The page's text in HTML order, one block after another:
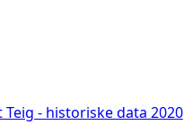
- historiske data 2020